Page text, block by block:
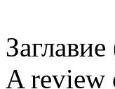
A review